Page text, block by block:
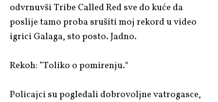
odvrnuvši Tribe Called Red sve do kuće da
poslije tamo proba srušiti moj rekord u video
igrici Galaga, sto posto. Jadno.
Rekoh: ”Toliko o pomirenju.“
Policajci su pogledali dobrovoljne vatrogasce,